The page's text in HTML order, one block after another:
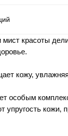
красоты
кожу,
особым
упругость кожи,